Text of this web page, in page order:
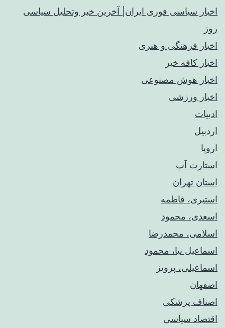
اخبار سیاسی فوری ایران| آخرین خبر وتحلیل سیاسی
روز
اخبار فرهنگی و هنری
اخبار کافه خبر
اخبار هوش مصنوعی
اخبار ورزشی
ادبیات
اردبیل
اروپا
استارت آپ
استان تهران
استیری، فاطمه
اسعدی، محمود
اسلامی، محمدرضا
اسماعیل نیا، محمود
اسماعیلی، پرویز
اصفهان
اصناف پزشکی
اقتصاد سیاسی